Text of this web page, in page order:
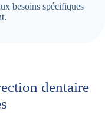
besoins spécifiques
dentaire